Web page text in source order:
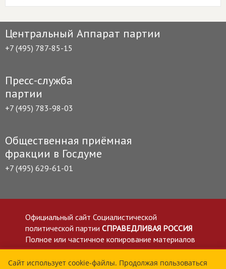
Центральный Аппарат партии
+7 (495) 787-85-15
Пресс-служба
партии
+7 (495) 783-98-03
Общественная приёмная
фракции в Госдуме
+7 (495) 629-61-01
Официальный сайт Социалистической
политической партии СПРАВЕДЛИВАЯ РОССИЯ
Полное или частичное копирование материалов
приветствуется со ссылкой на сайт spravedlivo.ru
Политика в отношении обработки персональных
Сайт использует cookie-файлы. Продолжая пользоваться